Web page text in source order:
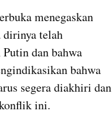
menegaskan
dirinya telah
dan bahwa
bahwa
segera diakhiri dan
ini.